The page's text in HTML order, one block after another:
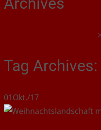
>
Tag
01Okt./17